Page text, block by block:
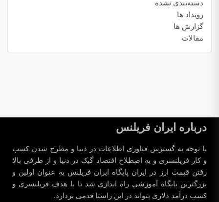
دسته‌بندی نشده
رویداد ها
گزارش ها
مقالات
درباره ایران فریلنس
با توجه به گسترش فناوری اطلاعات در دنیا و مطرح شدن کسب
و کار فریلنسری و به اصطلاح اقتصاد گیک در دنیا و از طرفی بالا
رفتن قیمت ارز در ایران پایگاه ایران فریلنس به عنوان اولین و
بزرگترین پایگاه آموزشی راه اندازی شد تا با هدف فریلنسری و
کسب درآمد دلاری بتواند در این راستا قدمی بردارد.